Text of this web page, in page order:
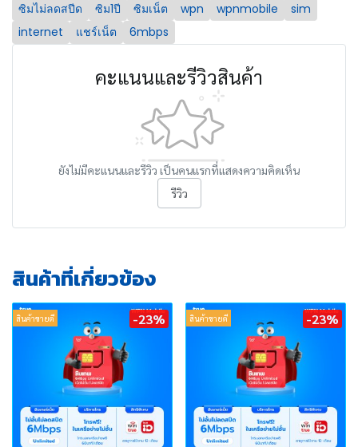
ซิมไม่ลดสปีด
ซิม1ปี ซิมเน็ต wpn wpnmobile
sim
internet
แชร์เน็ต 6mbps
คะแนนและรีวิวสินค้า
ยังไม่มีคะแนนและรีวิว เป็นคนแรกที่แสดงความคิดเห็น
รีวิว
สินค้าที่เกี่ยวข้อง
สินค้าขายดี -23% สินค้าขายดี -23%